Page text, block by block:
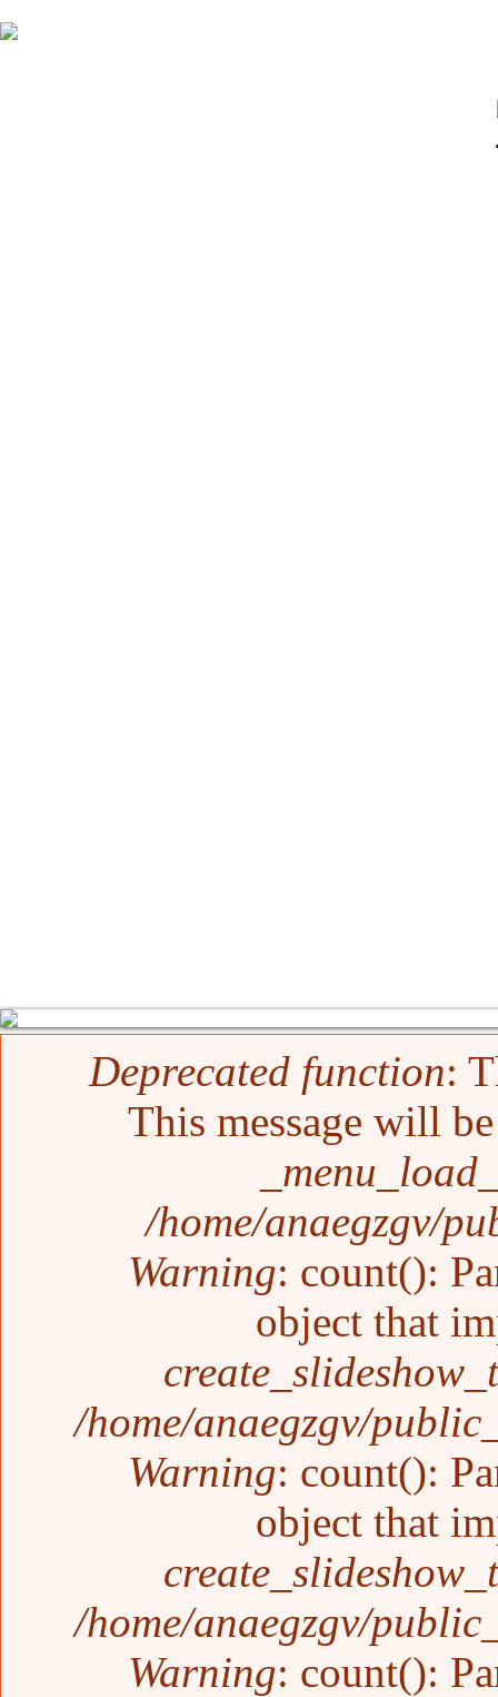
Mensaje de error
Deprecated function:
This message will
/home/anaegzgv/
Warning: count():
object that
/home/anaegzgv/
Warning: count():
object that
/home/anaegzgv/
Warning: count():